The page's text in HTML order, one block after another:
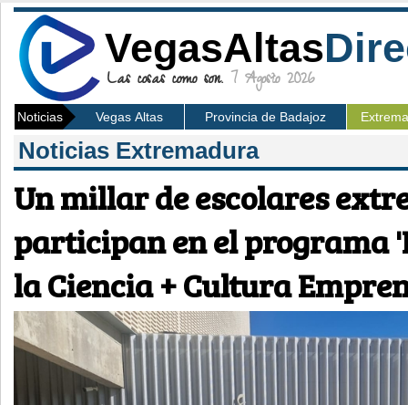
VegasAltas
Las cosas como son. 7 Agosto 2026
Noticias Vegas Altas Provincia de Badajoz
Noticias Extremadura
Un millar de escolares
participan en el programa
la Ciencia + Cultura